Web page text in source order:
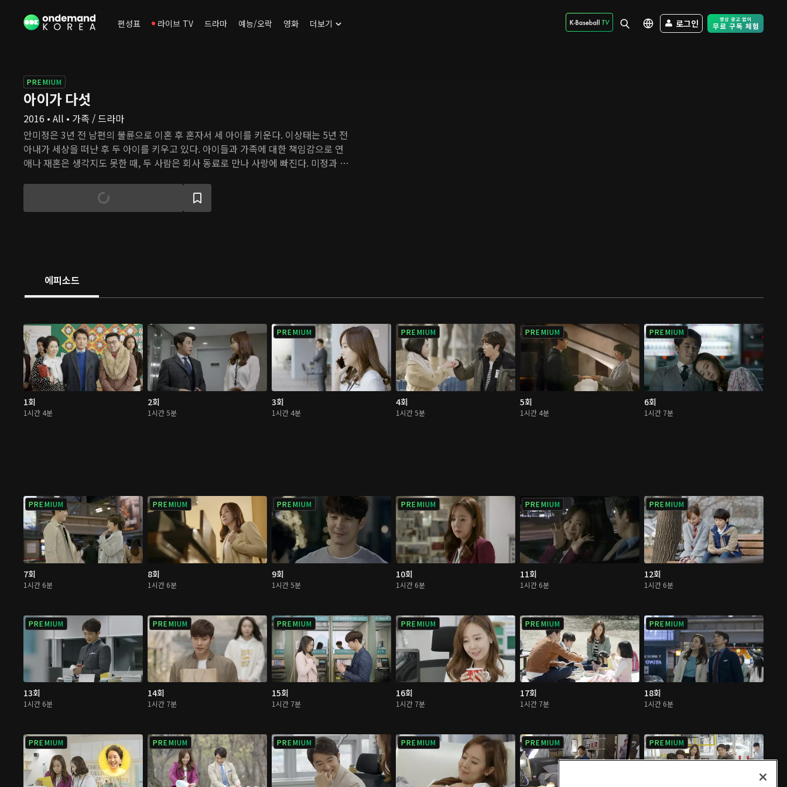
편성표 라이브 TV 드라마 예능/오락 영화 더보기 로그인 Free Trial -
PREMIUM
아이가 다섯
2016 • All • 가족 / 드라마
안미정은 3년 전 남편의 불륜으로 이혼 후 혼자서 세 아이를 키운다. 이상태는 5년 전
아내가 세상을 떠난 후 두 아이를 키우고 있다. 아이들과 가족에 대한 책임감으로 연
애나 재혼은 생각지도 못한 때, 두 사람은 회사 동료로 만나 사랑에 빠진다. 미정과 상
상 이상으로 어렵다.
에피소드
1회
1시간 4분
2회
1시간 5분
PREMIUM
3회
1시간 4분
PREMIUM
4회
1시간 5분
PREMIUM
5회
1시간 4분
PREMIUM
6회
1시간 7분
PREMIUM
7회
1시간 6분
PREMIUM
8회
1시간 6분
PREMIUM
9회
1시간 5분
PREMIUM
10회
1시간 6분
PREMIUM
11회
1시간 6분
PREMIUM
12회
1시간 6분
PREMIUM
13회
1시간 6분
PREMIUM
14회
1시간 7분
PREMIUM
15회
1시간 7분
PREMIUM
16회
1시간 7분
PREMIUM
17회
1시간 7분
PREMIUM
18회
1시간 6분
PREMIUM PREMIUM PREMIUM PREMIUM PREMIUM PREMIUM